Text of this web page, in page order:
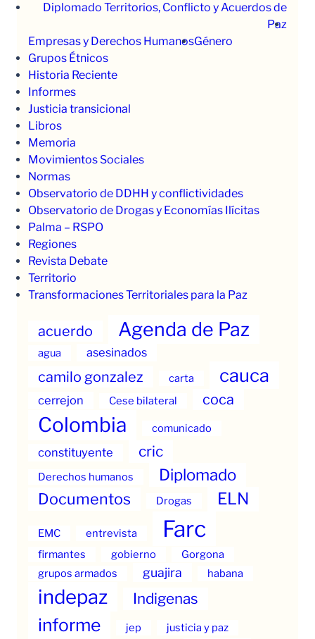
Diplomado Territorios, Conflicto y Acuerdos de
Paz
Empresas y Derechos HumanosGénero
Grupos Étnicos
Historia Reciente
Informes
Justicia transicional
Libros
Memoria
Movimientos Sociales
Normas
Observatorio de DDHH y conflictividades
Observatorio de Drogas y Economías Ilícitas
Palma – RSPO
Regiones
Revista Debate
Territorio
Transformaciones Territoriales para la Paz
acuerdo Agenda de Paz
agua asesinados
camilo gonzalez carta cauca
cerrejon Cese bilateral coca
Colombia comunicado
constituyente cric
Derechos humanos Diplomado
Documentos Drogas ELN
EMC entrevista Farc
firmantes gobierno
Gorgona
grupos armados
guajira habana
indepaz Indigenas
informe jep justicia y paz